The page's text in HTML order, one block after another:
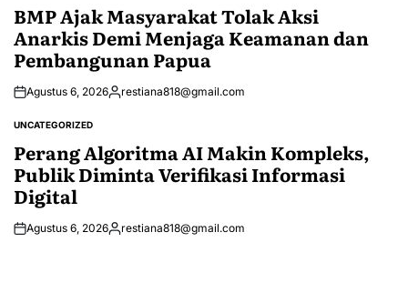
BMP Ajak Masyarakat Tolak Aksi
Anarkis Demi Menjaga Keamanan dan
Pembangunan Papua
Agustus 6, 2026Posted
restiana818@gmail.com
POSTED
UNCATEGORIZED
Perang Algoritma AI Makin Kompleks,
Publik Diminta Verifikasi Informasi
Digital
Agustus 6, 2026Posted
restiana818@gmail.com